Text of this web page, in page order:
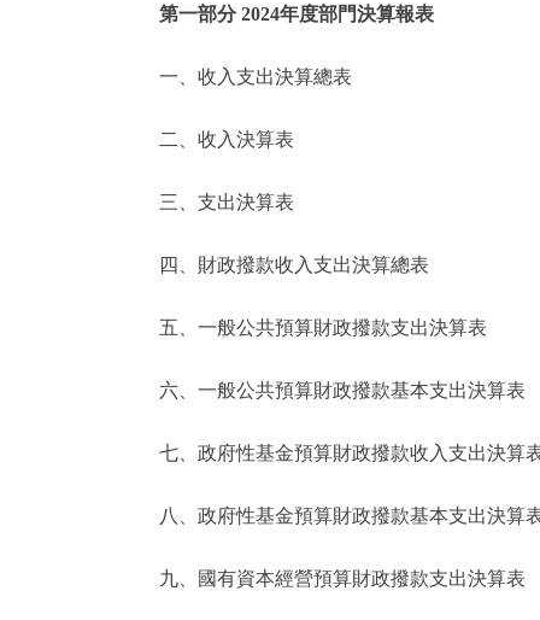
便民服務
仲介服務
政民互動
12345網上接訴即辦
參與調查
第一部分 2024年度部門決算報表
一、收入支出決算總表
二、收入決算表
三、支出決算表
四、財政撥款收入支出決算總表
五、一般公共預算財政撥款支出決算表
六、一般公共預算財政撥款基本支出決算表
七、政府性基金預算財政撥款收入支出決算
八、政府性基金預算財政撥款基本支出決算
九、國有資本經營預算財政撥款支出決算表